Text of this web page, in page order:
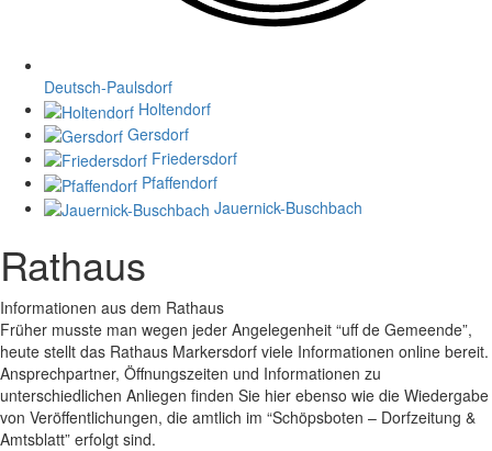
Deutsch-Paulsdorf
Holtendorf
Gersdorf
Friedersdorf
Pfaffendorf
Jauernick-Buschbach
Rathaus
Informationen aus dem Rathaus
Früher musste man wegen jeder Angelegenheit “uff de Gemeende”,
heute stellt das Rathaus Markersdorf viele Informationen online bereit.
Ansprechpartner, Öffnungszeiten und Informationen zu
unterschiedlichen Anliegen finden Sie hier ebenso wie die Wiedergabe
von Veröffentlichungen, die amtlich im “Schöpsboten – Dorfzeitung &
Amtsblatt” erfolgt sind.